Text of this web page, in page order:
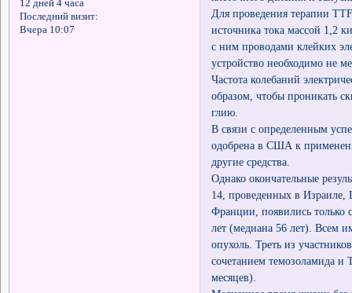
12 дней 4 часа
Последний визит:
Вчера 10:07
Для проведения терапии
источника тока массой 1,2
с ним проводами клейких
устройство необходимо не
Частота колебаний
образом, чтобы проникать
глию.
В связи с определенным
одобрена в США к
другие средства.
Однако окончательные
14, проведенных в
Франции, появились только
лет (медиана 56 лет). Всем
опухоль. Треть из
сочетанием темозоламида и
месяцев).